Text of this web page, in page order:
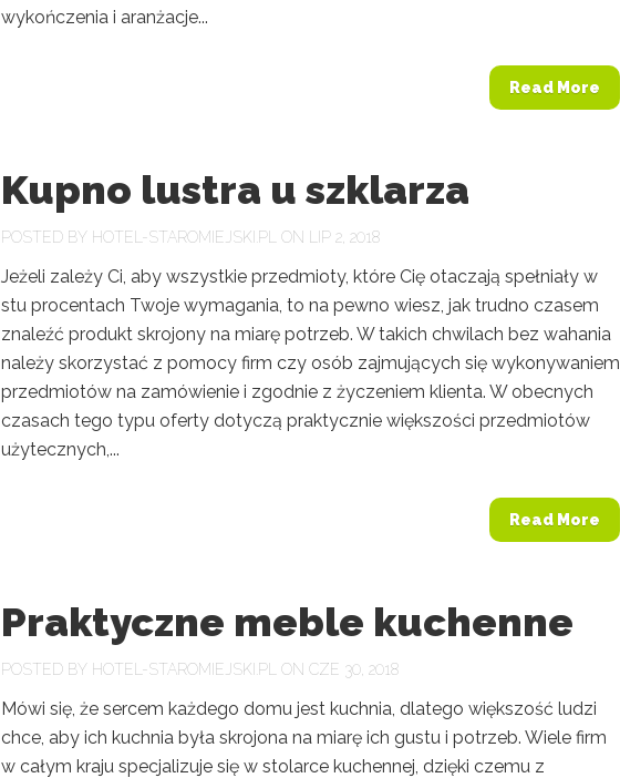
wykończenia i aranżacje...
Read More
Kupno lustra u szklarza
POSTED BY HOTEL-STAROMIEJSKI.PL ON LIP 2, 2018
Jeżeli zależy Ci, aby wszystkie przedmioty, które Cię otaczają spełniały w
stu procentach Twoje wymagania, to na pewno wiesz, jak trudno czasem
znaleźć produkt skrojony na miarę potrzeb. W takich chwilach bez wahania
należy skorzystać z pomocy firm czy osób zajmujących się wykonywaniem
przedmiotów na zamówienie i zgodnie z życzeniem klienta. W obecnych
czasach tego typu oferty dotyczą praktycznie większości przedmiotów
użytecznych,...
Read More
Praktyczne meble kuchenne
POSTED BY HOTEL-STAROMIEJSKI.PL ON CZE 30, 2018
Mówi się, że sercem każdego domu jest kuchnia, dlatego większość ludzi
chce, aby ich kuchnia była skrojona na miarę ich gustu i potrzeb. Wiele firm
w całym kraju specjalizuje się w stolarce kuchennej, dzięki czemu z